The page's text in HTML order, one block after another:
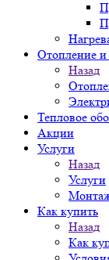
Отопление
Назад
Тепловое
Акции
Услуги
Назад
Услуги
Как купить
Назад
Как